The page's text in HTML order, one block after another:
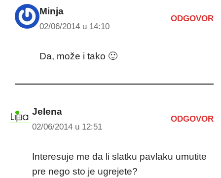
Minja
02/06/2014 u 14:10
ODGOVOR
Da, može i tako 🙂
Jelena
02/06/2014 u 12:51
ODGOVOR
Interesuje me da li slatku pavlaku umutite
pre nego sto je ugrejete?